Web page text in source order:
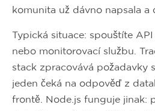
komunita už dávno napsala a
Typická situace: spouštíte
nebo monitorovací službu.
stack zpracovává požadavky
jeden čeká na odpověď z
frontě. Node.js funguje jinak: